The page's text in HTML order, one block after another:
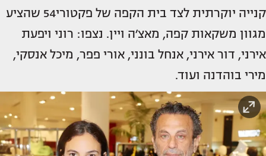
קנייה יוקרתית לצד בית הקפה של פקטורי54 שהציע
מגוון משקאות קפה, מאצ׳ה ויין. נצפו: רוני ויפעת
אירני, דור אירני, אנחל בונני, אורי פפר, מיכל אנסקי,
מירי בוהדנה ועוד.